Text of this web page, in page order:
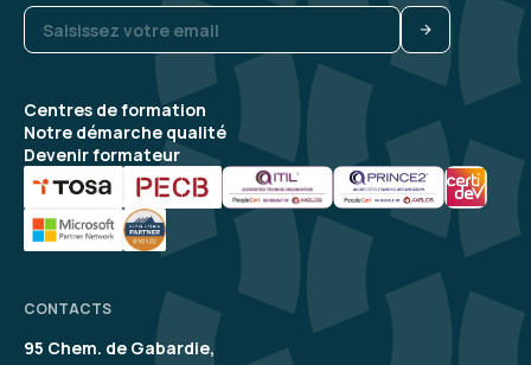
Centres de formation
Notre démarche qualité
Devenir formateur
CONTACTS
95 Chem. de Gabardie,